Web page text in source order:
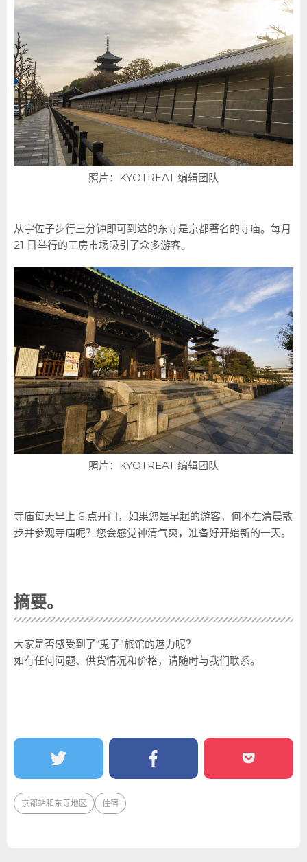
照片：KYOTREAT 编辑团队
从宇佐子步行三分钟即可到达的东寺是京都著名的寺庙。每月
21 日举行的工房市场吸引了众多游客。
照片：KYOTREAT 编辑团队
寺庙每天早上 6 点开门，如果您是早起的游客，何不在清晨散
步并参观寺庙呢？您会感觉神清气爽，准备好开始新的一天。
摘要。
大家是否感受到了“兎子”旅馆的魅力呢？
如有任何问题、供货情况和价格，请随时与我们联系。
京都站和东寺地区 住宿